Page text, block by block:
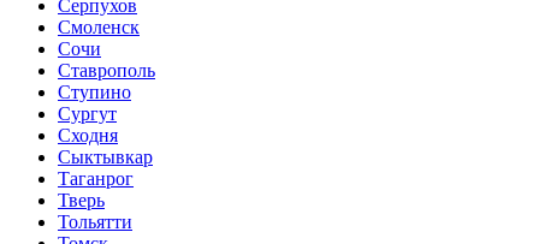
Серпухов
Смоленск
Сочи
Ставрополь
Ступино
Сургут
Сходня
Сыктывкар
Таганрог
Тверь
Тольятти